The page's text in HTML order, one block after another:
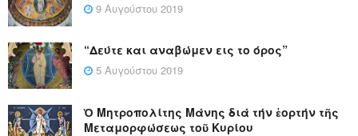
9 Αυγούστου 2019
“Δεύτε και αναβώμεν εις το όρος”
5 Αυγούστου 2019
Ὁ Μητροπολίτης Μάνης διά τήν ἑορτήν τῆς
Μεταμορφώσεως τοῦ Κυρίου